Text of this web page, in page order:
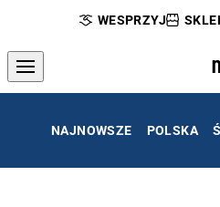
WESPRZYJ
NAJNOWSZE POLSKA